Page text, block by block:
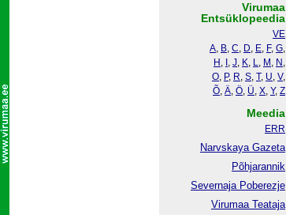
Virumaa
Entsüklopeedia
VE
A, B, C, D, E, F, G,
H , , J, K, L, M , N ,
O, P, R, S, T, U, V,
Õ, Ä, Ö, Ü, X, Y, Z
Meedia
ERR
Narvskaya Gazeta
Põhjarannik
Severnaja Poberezje
Virumaa Teataja